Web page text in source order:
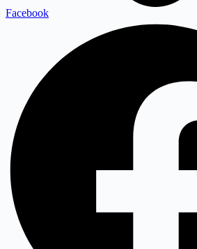
Facebook